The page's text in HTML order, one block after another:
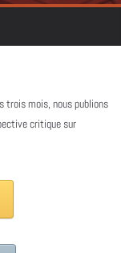
trois mois, nous publions
critique sur